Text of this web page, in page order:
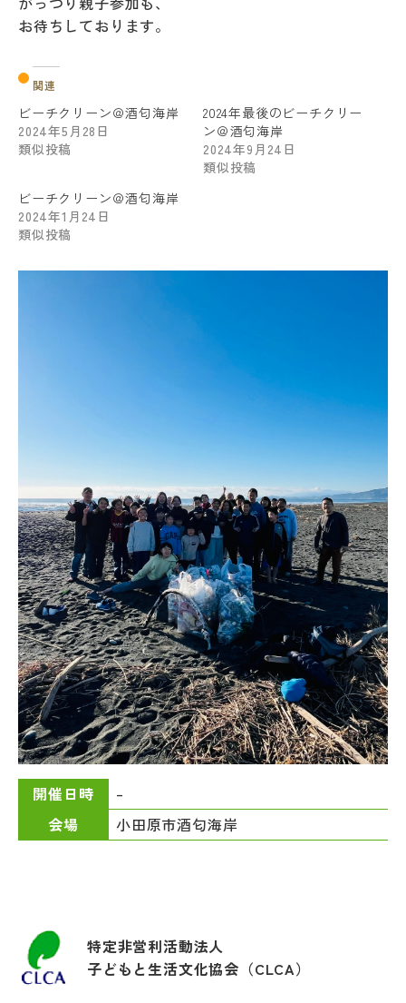
お待ちしております。
関連
ビーチクリーン＠酒匂海岸
2024年5月28日
類似投稿
2024年最後のビーチクリー
ン＠酒匂海岸
2024年9月24日
類似投稿
ビーチクリーン＠酒匂海岸
2024年1月24日
類似投稿
開催日時
–
会場
小田原市酒匂海岸
特定非営利活動法人
子どもと生活文化協会（CLCA）